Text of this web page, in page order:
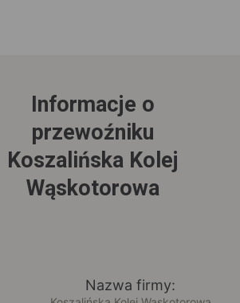
Informacje o
przewoźniku
Koszalińska Kolej
Wąskotorowa
Nazwa firmy: